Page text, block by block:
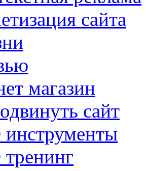
сайта
магазин
сайт
инструменты
тренинг